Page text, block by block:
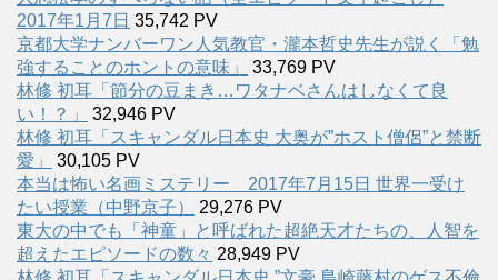
2017年1月7日 35,742 PV
京都大学ナンバーワン人気教官・瀧本哲史先生が説く「勉
強することのホントの意味」
33,769 PV
林修 初耳「節分の豆まき…ワタナベさんはしなくて良
い！？」
32,946 PV
林修 初耳「スキャンダル日本史 大奥が”ホスト僧侶”と禁断
愛」
30,105 PV
本当は怖い名画ミステリー 2017年7月15日 世界一受け
たい授業（中野京子）
29,276 PV
東大の中でも「神童」と呼ばれた超絶天才たちの、人智を
超えたエピソードの数々 28,949 PV